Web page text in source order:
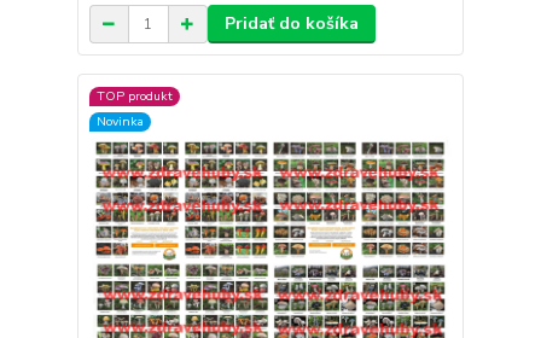
Pridať do košíka
TOP produkt
Novinka